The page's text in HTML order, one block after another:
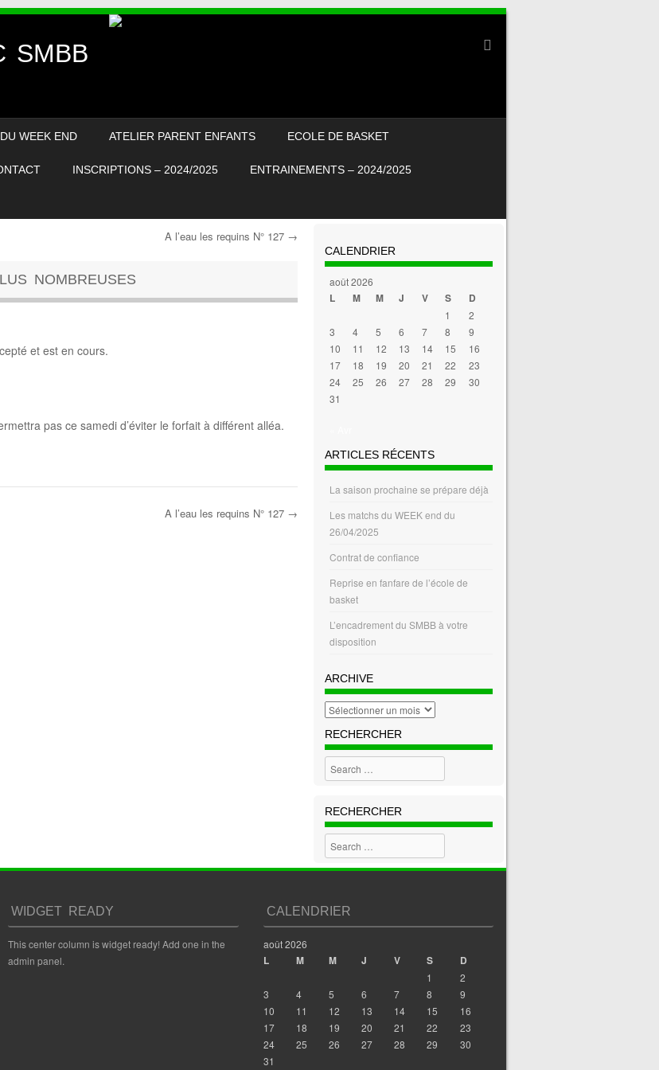
SMBB
WEEK END ATELIER PARENT ENFANTS ECOLE DE BASKET
INSCRIPTIONS – 2024/2025 ENTRAINEMENTS – 2024/2025
A l’eau les requins N° 127 →
NOMBREUSES
et est en cours.
pas ce samedi d’éviter le forfait à différent alléa.
A l’eau les requins N° 127 →
CALENDRIER
août 2026
L M M J V S D
1
2
3
4 5 6 7 8
9
10
11 12 13 14 15
16
17
18 19 20 21 22
23
24
25 26 27 28 29
30
31
ARTICLES RÉCENTS
La saison prochaine se prépare déjà
Les matchs du WEEK end du
26/04/2025
Contrat de confiance
Reprise en fanfare de l’école de
basket
L’encadrement du SMBB à votre
disposition
ARCHIVE
archive
RECHERCHER
Search
RECHERCHER
Search
WIDGET READY
This center column is widget ready! Add one in the
admin panel.
CALENDRIER
août 2026
L M M J V S D
1
2
3
4 5 6 7 8
9
10
11 12 13 14 15
16
17
18 19 20 21 22
23
24
25 26 27 28 29
30
31